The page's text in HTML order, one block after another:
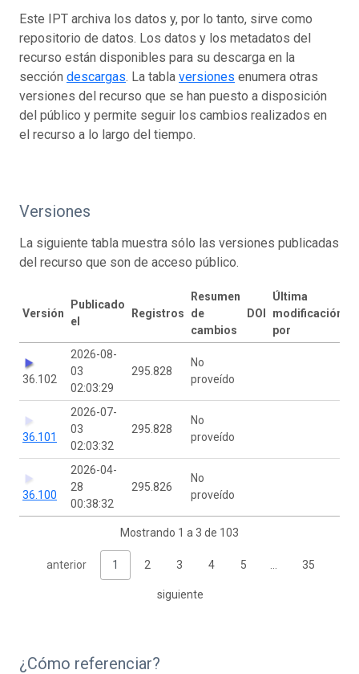
Este IPT archiva los datos y, por lo tanto, sirve como
repositorio de datos. Los datos y los metadatos del
recurso están disponibles para su descarga en la
sección descargas. La tabla versiones enumera otras
versiones del recurso que se han puesto a disposición
del público y permite seguir los cambios realizados en
el recurso a lo largo del tiempo.
Versiones
La siguiente tabla muestra sólo las versiones publicadas
del recurso que son de acceso público.
Versión
Publicado
el
Registros
Resumen
de
cambios
DOI
Última
modificación
por
36.102
2026-08-
03
02:03:29
295.828
No
proveído
36.101
2026-07-
03
02:03:32
295.828
No
proveído
36.100
2026-04-
28
00:38:32
295.826
No
proveído
Mostrando 1 a 3 de 103
anterior 1 2 3 4 5 35
siguiente
¿Cómo referenciar?